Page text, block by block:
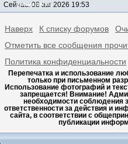
sptovarov.ru
Сейчас: 08 авг 2026 19:53
Наверх К списку форумов
Отметить все сообщения
Политика конфиденциальности